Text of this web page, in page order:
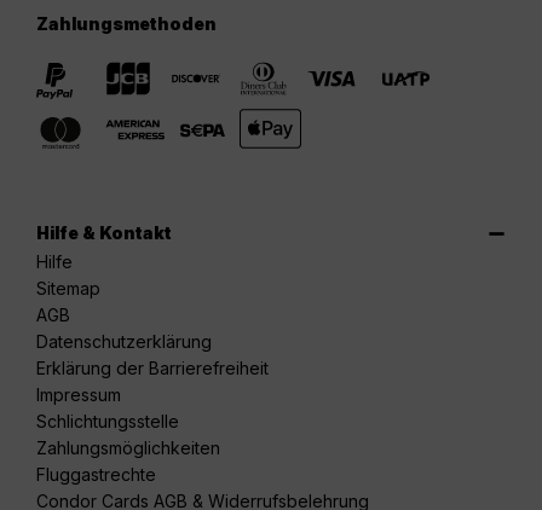
Zahlungsmethoden
Hilfe & Kontakt
Hilfe
Sitemap
AGB
Datenschutzerklärung
Erklärung der Barrierefreiheit
Impressum
Schlichtungsstelle
Zahlungsmöglichkeiten
Fluggastrechte
Condor Cards AGB & Widerrufsbelehrung